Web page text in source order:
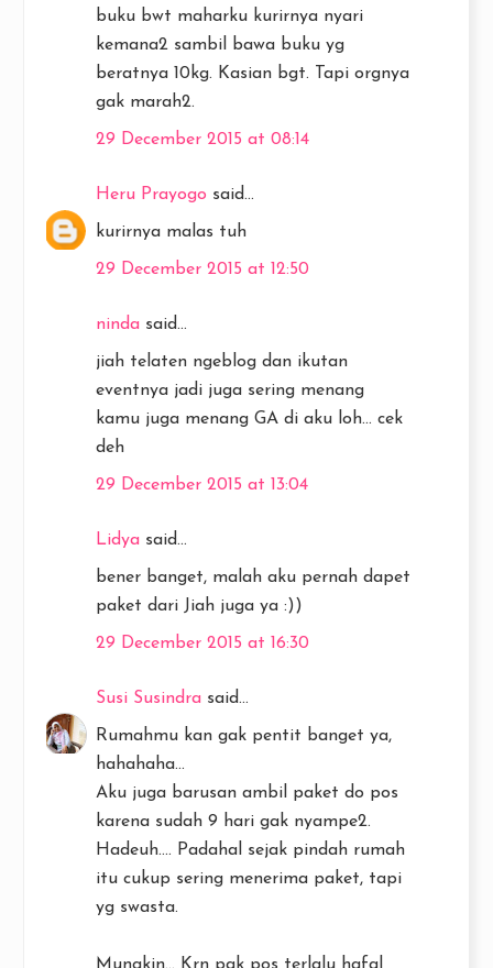
buku bwt maharku kurirnya nyari
kemana2 sambil bawa buku yg
beratnya 10kg. Kasian bgt. Tapi orgnya
gak marah2.
29 December 2015 at 08:14
Heru Prayogo said...
kurirnya malas tuh
29 December 2015 at 12:50
ninda said...
jiah telaten ngeblog dan ikutan
eventnya jadi juga sering menang
kamu juga menang GA di aku loh... cek
deh
29 December 2015 at 13:04
Lidya said...
bener banget, malah aku pernah dapet
paket dari Jiah juga ya :))
29 December 2015 at 16:30
Susi Susindra said...
Rumahmu kan gak pentit banget ya,
hahahaha...
Aku juga barusan ambil paket do pos
karena sudah 9 hari gak nyampe2.
Hadeuh.... Padahal sejak pindah rumah
itu cukup sering menerima paket, tapi
yg swasta.